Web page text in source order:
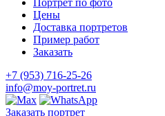
Цены
Доставка портретов
Пример работ
Заказать
+7 (953) 716-25-26
info@moy-portret.ru
Заказать портрет